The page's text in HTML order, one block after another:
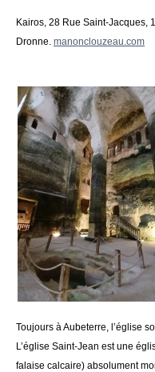
Kairos, 28 Rue Saint-Jacques,
Dronne. manonclouzeau.com
Toujours à Aubeterre, l’église
L’église Saint-Jean est une
falaise calcaire) absolument